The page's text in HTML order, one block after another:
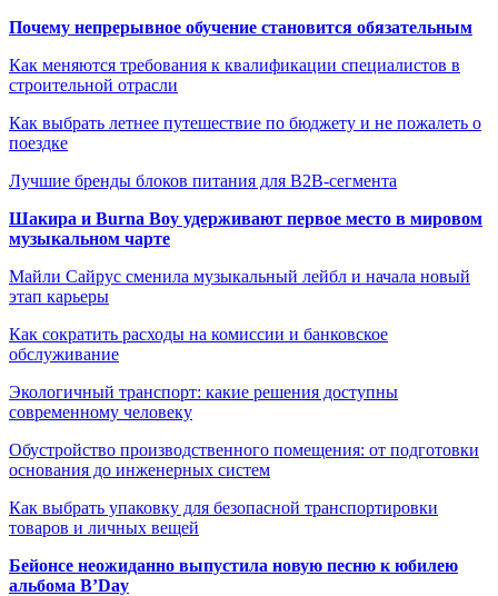
Почему непрерывное обучение становится обязательным
Как меняются требования к квалификации специалистов в
строительной отрасли
Как выбрать летнее путешествие по бюджету и не пожалеть о
поездке
Лучшие бренды блоков питания для B2B-сегмента
Шакира и Burna Boy удерживают первое место в мировом
музыкальном чарте
Майли Сайрус сменила музыкальный лейбл и начала новый
этап карьеры
Как сократить расходы на комиссии и банковское
обслуживание
Экологичный транспорт: какие решения доступны
современному человеку
Обустройство производственного помещения: от подготовки
основания до инженерных систем
Как выбрать упаковку для безопасной транспортировки
товаров и личных вещей
Бейонсе неожиданно выпустила новую песню к юбилею
альбома B’Day